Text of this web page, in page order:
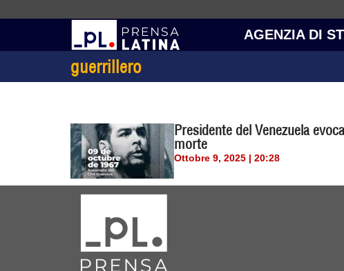
AGENZIA DI
guerrillero
Presidente del Venezuela
morte
Ottobre 9, 2025 | 20:28